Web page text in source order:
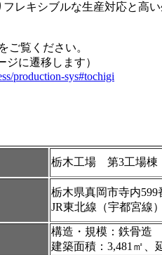
レキシブルな生産対応と高
ご覧ください。
ジに遷移します）
production-sys#tochigi
栃木工場 第3工場棟
栃木県真岡市寺内599
JR東北線（宇都宮線
構造・規模：鉄骨造
建築面積：3,481㎡、